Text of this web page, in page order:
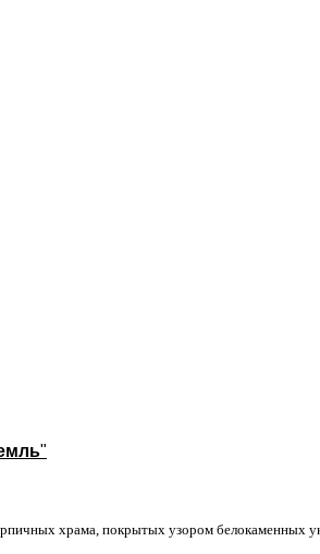
"
храма, покрытых узором белокаменных